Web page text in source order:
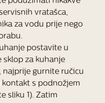
vratašca,
za vodu prije nego
postavite u
sklop za kuhanje
gurnite ručicu
s podnožjem
sliku 1). Zatim